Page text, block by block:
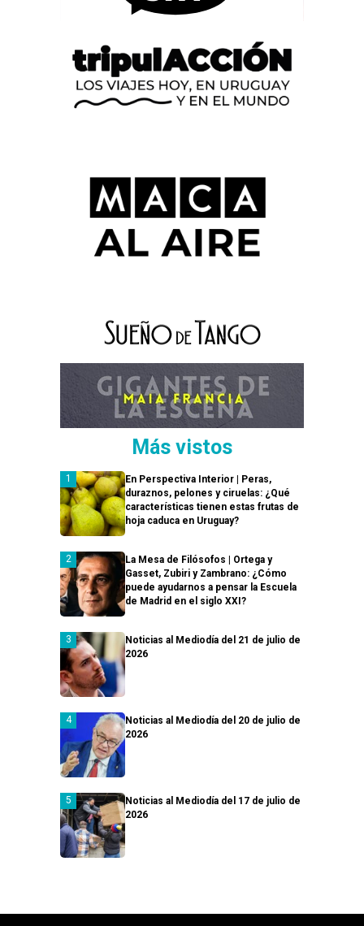
Más vistos
En Perspectiva Interior | Peras,
duraznos, pelones y ciruelas: ¿Qué
características tienen estas frutas de
hoja caduca en Uruguay?
La Mesa de Filósofos | Ortega y
Gasset, Zubiri y Zambrano: ¿Cómo
puede ayudarnos a pensar la Escuela
de Madrid en el siglo XXI?
Noticias al Mediodía del 21 de julio de
2026
Noticias al Mediodía del 20 de julio de
2026
Noticias al Mediodía del 17 de julio de
2026